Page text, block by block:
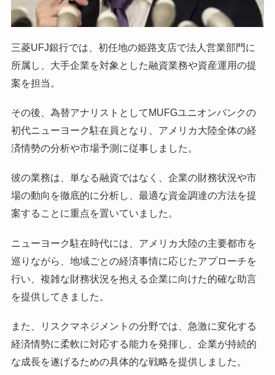
三菱UFJ銀行では、初任地の姫路支店で法人営業部門に
所属し、大手企業を対象とした融資業務や資産運用の提
案を担当。
その後、為替アナリストとしてMUFGユニオンバンクの
初代ニューヨーク駐在員となり、アメリカ大陸全体の経
済情勢の分析や市場予測に従事しました。
彼の業務は、単なる融資ではなく、企業の財務状況や市
場の動向を徹底的に分析し、最適な資金調達の方法を提
案することに重点を置いていました。
ニューヨーク駐在時代には、アメリカ大陸の主要都市を
巡りながら、地域ごとの経済事情に応じたアプローチを
行い、複雑な財務状況を抱える企業に向けた的確な助言
を提供してきました。
また、リスクマネジメントの分野では、急激に変化する
経済情勢に柔軟に対応する能力を発揮し、企業が持続的
な成長を遂げるための具体的な戦略を提供しました。